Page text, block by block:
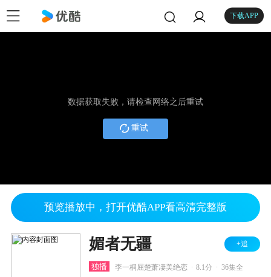
下载APP
数据获取失败，请检查网络之后重试
重试
预览播放中，打开优酷APP看高清完整版
媚者无疆 +追
独播 李一桐屈楚萧凄美绝恋 8.1分 36集全